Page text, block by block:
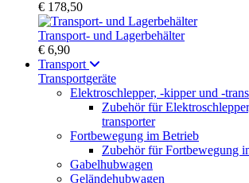
€ 178,50
Transport- und Lagerbehälter
€ 6,90
Transport
Transportgeräte
Elektroschlepper, -kipper und -
Zubehör für
transporter
Fortbewegung im Betrieb
Zubehör für Fortbewegung
Gabelhubwagen
Geländehubwagen